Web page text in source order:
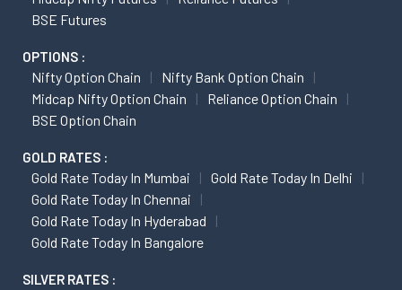
BSE Futures
OPTIONS :
Nifty Option Chain
Nifty Bank Option Chain
Midcap Nifty Option Chain
Reliance Option Chain
BSE Option Chain
GOLD RATES :
Gold Rate Today In Mumbai
Gold Rate Today In Delhi
Gold Rate Today In Chennai
Gold Rate Today In Hyderabad
Gold Rate Today In Bangalore
SILVER RATES :